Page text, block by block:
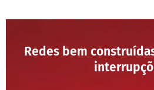
Redes bem